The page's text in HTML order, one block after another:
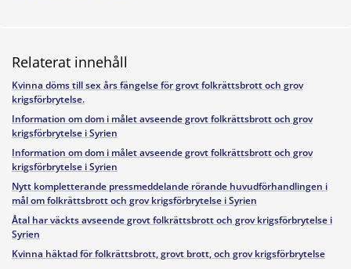
Relaterat innehåll
Kvinna döms till sex års fängelse för grovt folkrättsbrott och grov
krigsförbrytelse.
Information om dom i målet avseende grovt folkrättsbrott och grov
krigsförbrytelse i Syrien
Information om dom i målet avseende grovt folkrättsbrott och grov
krigsförbrytelse i Syrien
Nytt kompletterande pressmeddelande rörande huvudförhandlingen i
mål om folkrättsbrott och grov krigsförbrytelse i Syrien
Åtal har väckts avseende grovt folkrättsbrott och grov krigsförbrytelse i
Syrien
Kvinna häktad för folkrättsbrott, grovt brott, och grov krigsförbrytelse